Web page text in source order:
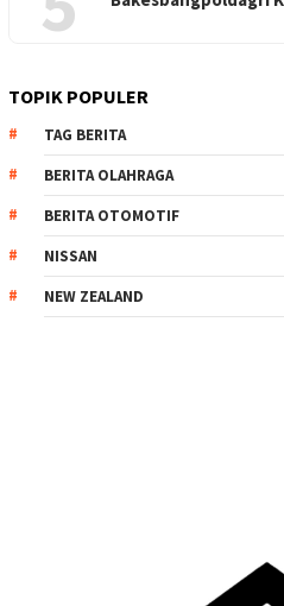
TOPIK POPULER
TAG BERITA
BERITA OLAHRAGA
BERITA OTOMOTIF
NISSAN
NEW ZEALAND